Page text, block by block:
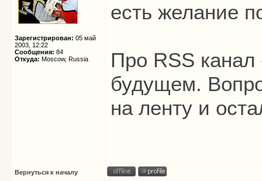
Зарегистрирован: 05 май
2003, 12:22
Сообщения: 84
Откуда: Moscow, Russia
есть желание
Про RSS
будущем.
на ленту и
Вернуться к началу